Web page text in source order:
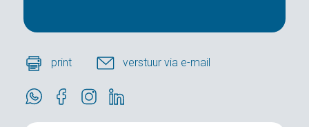
print verstuur via e-mail